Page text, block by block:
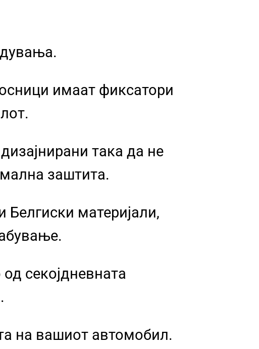
имаат фиксатори
така да не
заштита.
Белгиски материјали,
секојдневната
на вашиот автомобил.